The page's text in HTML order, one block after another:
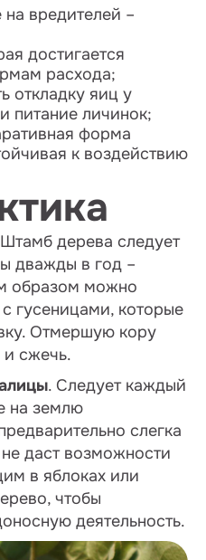
вредителей –
достигается
расхода;
откладку яиц у
питание личинок;
форма
к воздействию
дерева следует
дважды в год –
образом можно
гусеницами, которые
Отмершую кору
и сжечь.
. Следует каждый
на землю
слегка
даст возможности
в яблоках или
чтобы
деятельность.